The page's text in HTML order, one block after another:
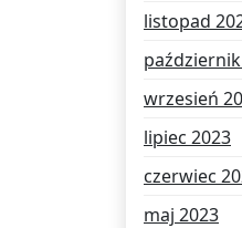
listopad
wrzesień
lipiec 2023
czerwiec
maj 2023